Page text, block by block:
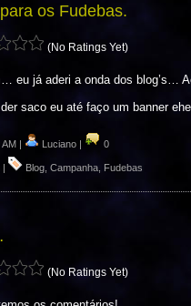
os Fudebas.
(No Ratings Yet)
eu já aderi a onda dos blog’s…
saco eu até faço um banner
AM | Luciano | 0
| Blog ,Campanha Fudebas
(No Ratings Yet)